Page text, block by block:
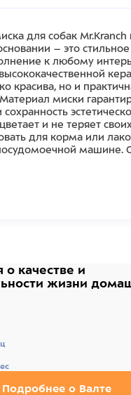
для собак Mr.Kranch
– это стильное
к любому
красива, но и
миски
и не теряет
для корма или
машине.
качестве и
жизни
Подробнее о Валте